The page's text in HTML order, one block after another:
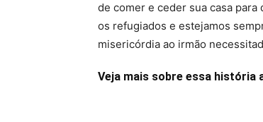
de comer e ceder sua casa
os refugiados e estejamos
misericórdia ao irmão
Veja mais sobre essa história